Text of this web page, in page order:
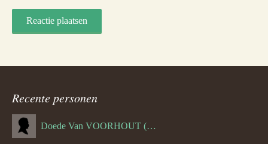
Recente personen
Doede Van VOORHOUT (Van FORNEHOLT) (--1101)